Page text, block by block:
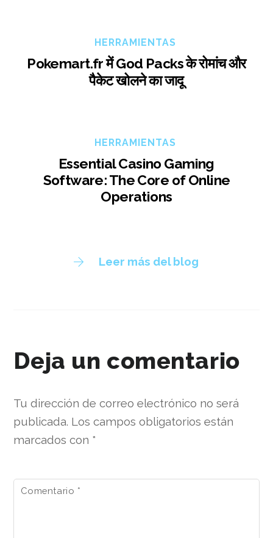
HERRAMIENTAS
Pokemart.fr में God Packs के रोमांच और
पैकेट खोलने का जादू
HERRAMIENTAS
Essential Casino Gaming
Software: The Core of Online
Operations
Leer más del blog
Deja un comentario
Tu dirección de correo electrónico no será
publicada. Los campos obligatorios están
marcados con *
Comentario *